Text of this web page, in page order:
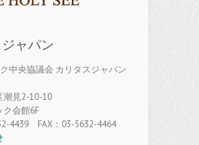
ャパン
中央協議会 カリタスジャパン
潮見2-10-10
ク会館6F
4439 FAX：03-5632-4464